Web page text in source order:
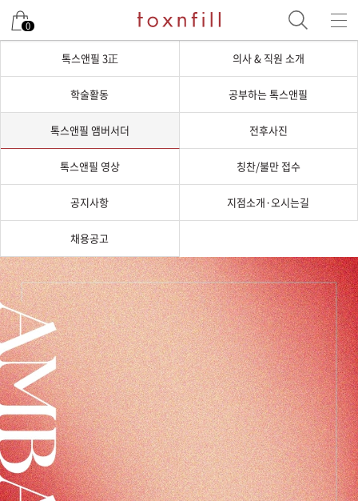
0
톡스앤필 3正 의사 & 직원 소개
학술활동 공부하는 톡스앤필
톡스앤필 앰버서더 전후사진
톡스앤필 영상 칭찬/불만 접수
공지사항 지점소개·오시는길
채용공고
톡스앤필 앰버서더